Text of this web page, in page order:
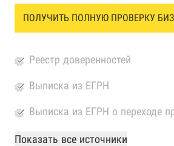
ПОЛУЧИТЬ ПОЛНУЮ ПРОВЕРКУ
Реестр доверенностей
Выписка из ЕГРН
Выписка из ЕГРН о переходе
База Росстата
Показать все источники